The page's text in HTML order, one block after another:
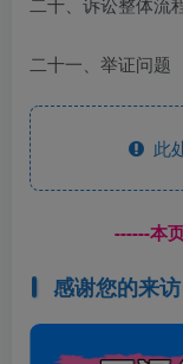
二十一、举证问题
此
------本
感谢您的来